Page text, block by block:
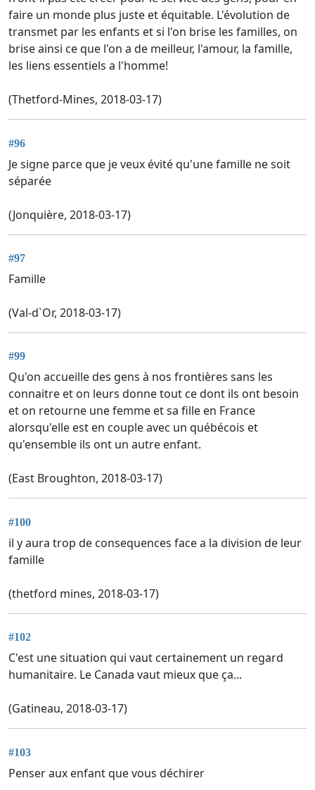
faire un monde plus juste et équitable. L'évolution de
transmet par les enfants et si l'on brise les familles, on
brise ainsi ce que l'on a de meilleur, l'amour, la famille,
les liens essentiels a l'homme!
(Thetford-Mines, 2018-03-17)
#96
Je signe parce que je veux évité qu'une famille ne soit
séparée
(Jonquière, 2018-03-17)
#97
Famille
(Val-d`Or, 2018-03-17)
#99
Qu'on accueille des gens à nos frontières sans les
connaitre et on leurs donne tout ce dont ils ont besoin
et on retourne une femme et sa fille en France
alorsqu'elle est en couple avec un québécois et
qu'ensemble ils ont un autre enfant.
(East Broughton, 2018-03-17)
#100
il y aura trop de consequences face a la division de leur
famille
(thetford mines, 2018-03-17)
#102
C'est une situation qui vaut certainement un regard
humanitaire. Le Canada vaut mieux que ça...
(Gatineau, 2018-03-17)
#103
Penser aux enfant que vous déchirer